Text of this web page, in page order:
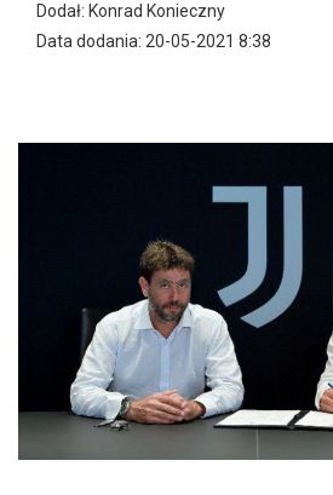
Dodał: Konrad Konieczny
Data dodania: 20-05-2021 8:38